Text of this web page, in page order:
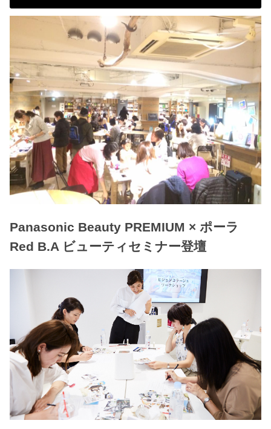
Panasonic Beauty PREMIUM × ポーラ
Red B.A ビューティセミナー登壇